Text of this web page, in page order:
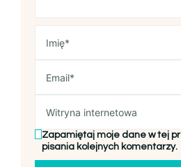
Zapamiętaj moje dane w tej
pisania kolejnych komentarzy.